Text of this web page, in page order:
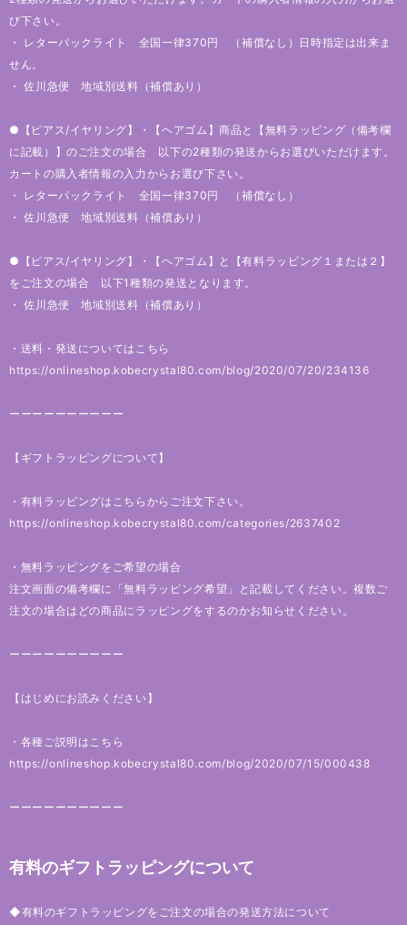
び下さい。
・ レターパックライト 全国一律370円 （補償なし）日時指定は出来ま
せん。
・ 佐川急便 地域別送料（補償あり）
●【ピアス/イヤリング】・【ヘアゴム】商品と【無料ラッピング（備考欄
に記載）】のご注文の場合 以下の2種類の発送からお選びいただけます。
カートの購入者情報の入力からお選び下さい。
・ レターパックライト 全国一律370円 （補償なし）
・ 佐川急便 地域別送料（補償あり）
●【ピアス/イヤリング】・【ヘアゴム】と【有料ラッピング１または２】
をご注文の場合 以下1種類の発送となります。
・ 佐川急便 地域別送料（補償あり）
・送料・発送についてはこちら
https://onlineshop.kobecrystal80.com/blog/2020/07/20/234136
ーーーーーーーーーー
【ギフトラッピングについて】
・有料ラッピングはこちらからご注文下さい。
https://onlineshop.kobecrystal80.com/categories/2637402
・無料ラッピングをご希望の場合
注文画面の備考欄に「無料ラッピング希望」と記載してください。複数ご
注文の場合はどの商品にラッピングをするのかお知らせください。
ーーーーーーーーーー
【はじめにお読みください】
・各種ご説明はこちら
https://onlineshop.kobecrystal80.com/blog/2020/07/15/000438
ーーーーーーーーーー
有料のギフトラッピングについて
◆有料のギフトラッピングをご注文の場合の発送方法について